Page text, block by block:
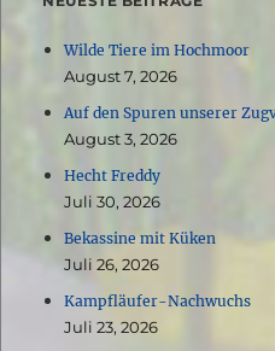
Wilde Tiere im Hochmoor
August 7, 2026
Auf den Spuren unserer
August 3, 2026
Hecht Freddy
Juli 30, 2026
Bekassine mit Küken
Juli 26, 2026
Kampfläufer-Nachwuchs
Juli 23, 2026